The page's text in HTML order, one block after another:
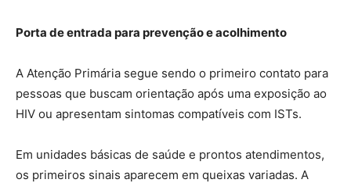
Porta de entrada para prevenção e acolhimento
A Atenção Primária segue sendo o primeiro contato para
pessoas que buscam orientação após uma exposição ao
HIV ou apresentam sintomas compatíveis com ISTs.
Em unidades básicas de saúde e prontos atendimentos,
os primeiros sinais aparecem em queixas variadas. A